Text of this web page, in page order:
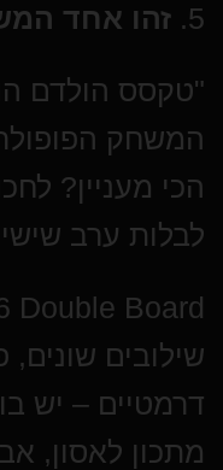
5. זהו אחד
"טקסס הולדם
המשחק
הכי מעניין?
לבלות ערב
שילובים
דרמטיים – יש
מתכון לאסון,